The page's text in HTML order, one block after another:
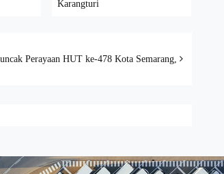
Karangturi
Perayaan HUT ke-478 Kota Semarang,